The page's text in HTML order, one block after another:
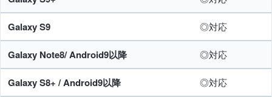
Galaxy S9 ◎対応
Galaxy Note8/ Android9以降 ◎対応
Galaxy S8+ / Android9以降 ◎対応